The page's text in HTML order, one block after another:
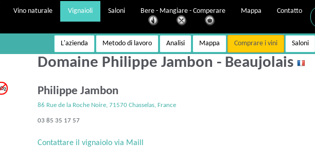
Vino naturale Vignaioli Saloni Bere - Mangiare - Comperare Mappa Contatto
L'azienda Metodo di lavoro Analisi Mappa Comprare i vini Saloni
Domaine Philippe Jambon - Beaujolais
Philippe Jambon
86 Rue de la Roche Noire, 71570 Chasselas, France
03 85 35 17 57
Contattare il vignaiolo via Maill